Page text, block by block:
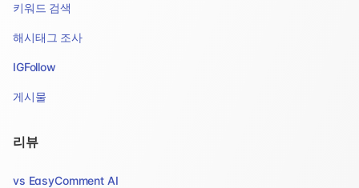
키워드 검색
해시태그 조사
IGFollow
게시물
리뷰
vs EasyComment AI